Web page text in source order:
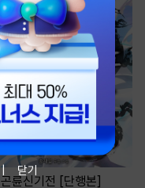
곤륜신기전 [단행본]
닫기